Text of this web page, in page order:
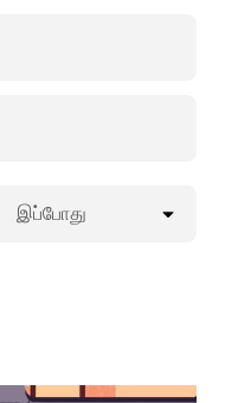
இப்போது